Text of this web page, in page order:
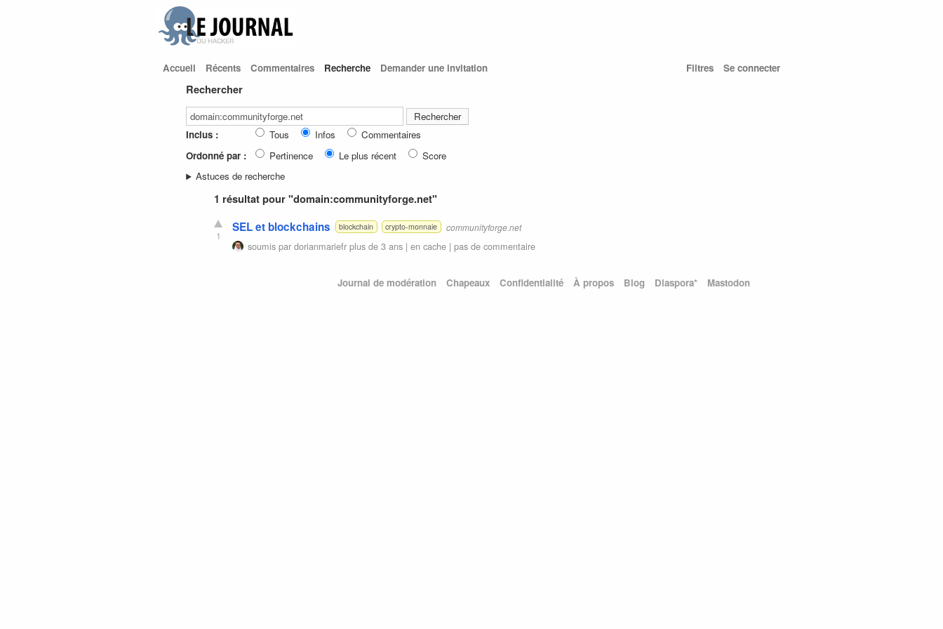
Accueil Récents Commentaires Recherche Demander une invitation Filtres Se connecter
Rechercher
Inclus : Tous Infos
Commentaires
Ordonné par :
Pertinence Le plus récent
Score
Astuces de recherche
1 résultat pour "domain:communityforge.net"
1
SEL et blockchains blockchain crypto-monnaie communityforge.net
soumis pardorianmariefr plus de 3 ans |en cache |pas de commentaire
Journal de modération Chapeaux Confidentialité À propos Blog Diaspora* Mastodon